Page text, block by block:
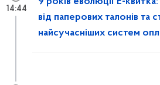
від паперових талонів та
найсучасніших систем
14:44